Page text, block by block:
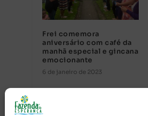
Frei comemora
aniversário com café da
manhã especial e gincana
emocionante
6 de janeiro de 2023